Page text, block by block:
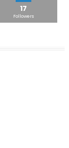
17
Followers